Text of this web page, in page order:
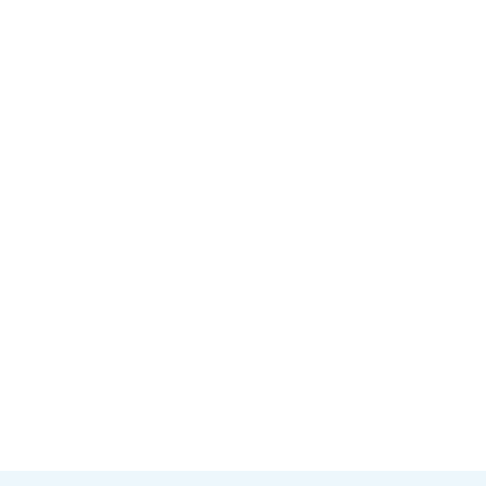
leikepöydälle